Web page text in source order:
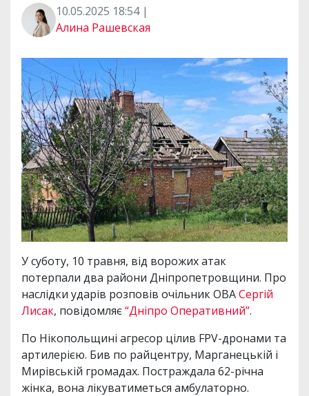
10.05.2025 18:54 |
Алина Рашевская
У суботу, 10 травня, від ворожих атак
потерпали два райони Дніпропетровщини. Про
наслідки ударів розповів очільник ОВАСергій
Лисак, повідомляє“Дніпро Оперативний”.
По Нікопольщині агресор цілив FPV-дронами та
артилерією. Бив по райцентру, Марганецькій і
Мирівській громадах. Постраждала 62-річна
жінка, вона лікуватиметься амбулаторно.